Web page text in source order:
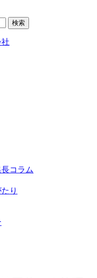
コラム
り